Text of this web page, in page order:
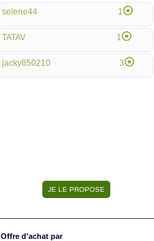
selene44 1
TATAV 1
jacky850210 3
Offre d'achat par